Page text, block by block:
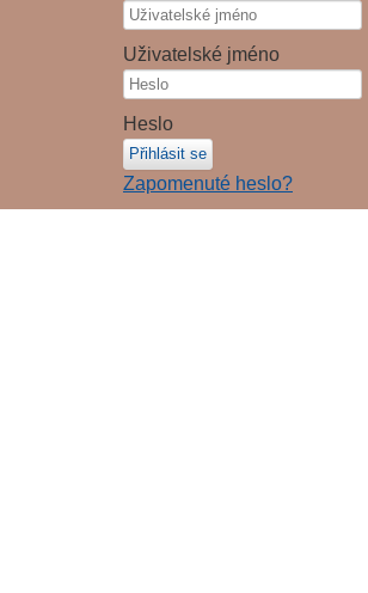
Uživatelské jméno
Heslo
Přihlásit se
Zapomenuté heslo?